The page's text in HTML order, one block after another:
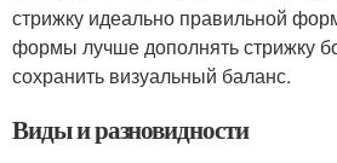
стрижку идеально правильной
формы лучше дополнять стрижку
сохранить визуальный баланс.
Виды и разновидности